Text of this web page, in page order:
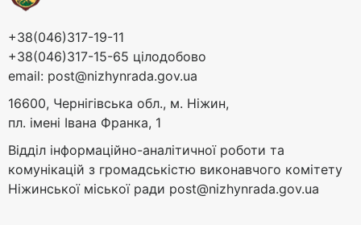
+38(046)317-19-11
+38(046)317-15-65 цілодобово
email: post@nizhynrada.gov.ua
16600, Чернігівська обл., м. Ніжин,
пл. імені Івана Франка, 1
Відділ інформаційно-аналітичної роботи та
комунікацій з громадськістю виконавчого комітету
Ніжинської міської ради post@nizhynrada.gov.ua